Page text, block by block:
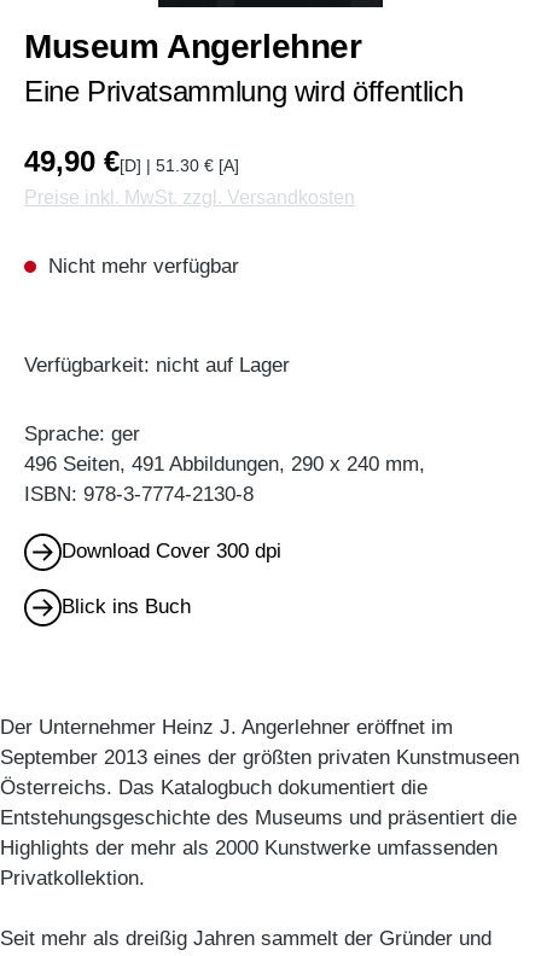
Museum Angerlehner
Eine Privatsammlung wird öffentlich
49,90 €[D] | 51.30 € [A]
Preise inkl. MwSt. zzgl. Versandkosten
Nicht mehr verfügbar
Verfügbarkeit: nicht auf Lager
Sprache: ger
496 Seiten, 491 Abbildungen, 290 x 240 mm,
ISBN: 978-3-7774-2130-8
Download Cover 300 dpi
Blick ins Buch
Der Unternehmer Heinz J. Angerlehner eröffnet im
September 2013 eines der größten privaten Kunstmuseen
Österreichs. Das Katalogbuch dokumentiert die
Entstehungsgeschichte des Museums und präsentiert die
Highlights der mehr als 2000 Kunstwerke umfassenden
Privatkollektion.
Seit mehr als dreißig Jahren sammelt der Gründer und